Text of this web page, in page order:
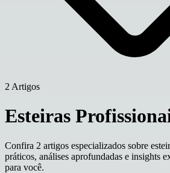
2 Artigos
Esteiras
Confira 2 artigos especializados sobre
práticos, análises aprofundadas e insights
para você.